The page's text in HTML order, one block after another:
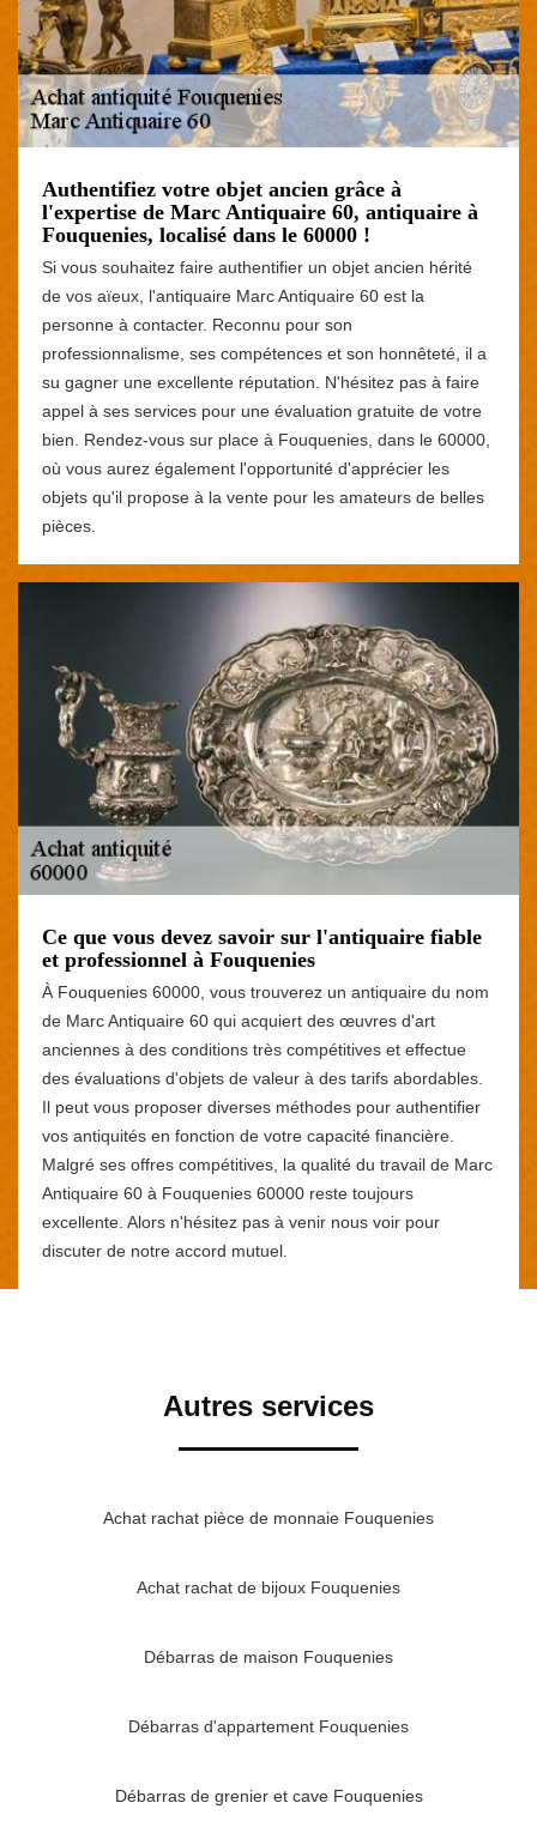
Authentifiez votre objet ancien grâce à
l'expertise de Marc Antiquaire 60, antiquaire à
Fouquenies, localisé dans le 60000 !
Si vous souhaitez faire authentifier un objet ancien hérité
de vos aïeux, l'antiquaire Marc Antiquaire 60 est la
personne à contacter. Reconnu pour son
professionnalisme, ses compétences et son honnêteté, il a
su gagner une excellente réputation. N'hésitez pas à faire
appel à ses services pour une évaluation gratuite de votre
bien. Rendez-vous sur place à Fouquenies, dans le 60000,
où vous aurez également l'opportunité d'apprécier les
objets qu'il propose à la vente pour les amateurs de belles
pièces.
Ce que vous devez savoir sur l'antiquaire fiable
et professionnel à Fouquenies
À Fouquenies 60000, vous trouverez un antiquaire du nom
de Marc Antiquaire 60 qui acquiert des œuvres d'art
anciennes à des conditions très compétitives et effectue
des évaluations d'objets de valeur à des tarifs abordables.
Il peut vous proposer diverses méthodes pour authentifier
vos antiquités en fonction de votre capacité financière.
Malgré ses offres compétitives, la qualité du travail de Marc
Antiquaire 60 à Fouquenies 60000 reste toujours
excellente. Alors n'hésitez pas à venir nous voir pour
discuter de notre accord mutuel.
Autres services
Achat rachat pièce de monnaie Fouquenies
Achat rachat de bijoux Fouquenies
Débarras de maison Fouquenies
Débarras d'appartement Fouquenies
Débarras de grenier et cave Fouquenies